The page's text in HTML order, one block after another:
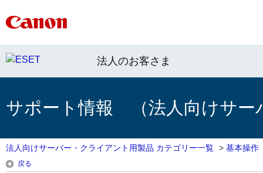
法人のお客さま
サポート情報 （法人向けサー
法人向けサーバー・クライアント用製品 カテゴリー一覧 > 基本操作
戻る